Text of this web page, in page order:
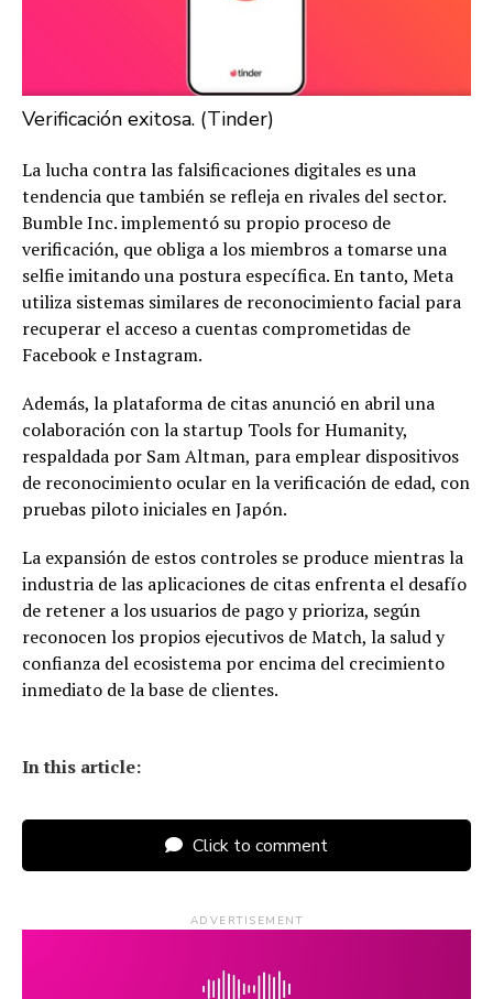
Verificación exitosa. (Tinder)
La lucha contra las falsificaciones digitales es una
tendencia que también se refleja en rivales del sector.
Bumble Inc. implementó su propio proceso de
verificación, que obliga a los miembros a tomarse una
selfie imitando una postura específica. En tanto, Meta
utiliza sistemas similares de reconocimiento facial para
recuperar el acceso a cuentas comprometidas de
Facebook e Instagram.
Además, la plataforma de citas anunció en abril una
colaboración con la startup Tools for Humanity,
respaldada por Sam Altman, para emplear dispositivos
de reconocimiento ocular en la verificación de edad, con
pruebas piloto iniciales en Japón.
La expansión de estos controles se produce mientras la
industria de las aplicaciones de citas enfrenta el desafío
de retener a los usuarios de pago y prioriza, según
reconocen los propios ejecutivos de Match, la salud y
confianza del ecosistema por encima del crecimiento
inmediato de la base de clientes.
In this article:
Click to comment
ADVERTISEMENT